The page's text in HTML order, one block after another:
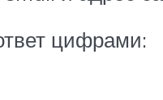
цифрами: